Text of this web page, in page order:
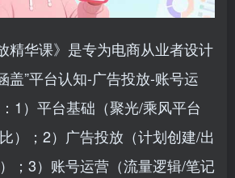
精华课》是专为电商从业者设计
盖”平台认知-广告投放-账号运
1）平台基础（聚光/乘风平台
）；2）广告投放（计划创建/出
；3）账号运营（流量逻辑/笔记